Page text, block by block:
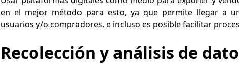
en el mejor método para esto, ya que permite llegar a
usuarios y/o compradores, e incluso es posible facilitar
Recolección y análisis de